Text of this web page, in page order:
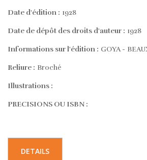
Date d'édition : 1928
Date de dépôt des droits d'auteur : 1928
Informations sur l'édition : GOYA -
Reliure : Broché
Illustrations :
PRECISIONS OU ISBN :
DETAILS